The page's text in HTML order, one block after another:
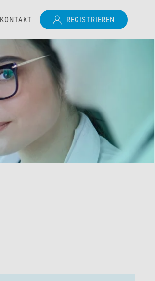
KONTAKT REGISTRIEREN